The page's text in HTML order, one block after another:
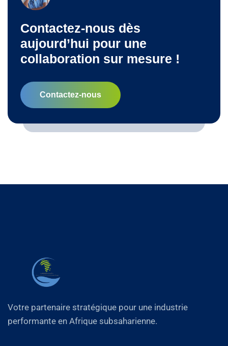
Contactez-nous dès
aujourd’hui pour une
collaboration sur mesure !
Contactez-nous
Votre partenaire stratégique pour une industrie
performante en Afrique subsaharienne.